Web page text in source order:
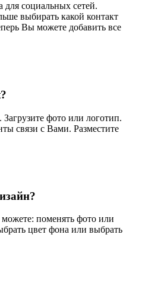
для социальных сетей.
выбирать какой контакт
Вы можете добавить все
Загрузите фото или логотип.
связи с Вами. Разместите
поменять фото или
цвет фона или выбрать